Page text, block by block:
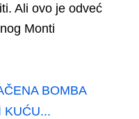
Ali ovo je odveć
Monti
BOMBA
KUĆU...